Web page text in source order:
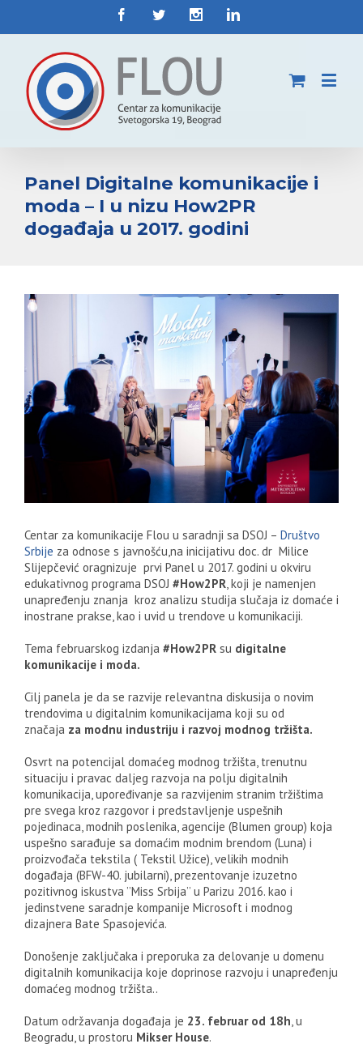
Panel Digitalne komunikacije i
moda – I u nizu How2PR
događaja u 2017. godini
Centar za komunikacije Flou u saradnji sa DSOJ – Društvo
Srbije za odnose s javnošću,na inicijativu doc. dr Milice
Slijepčević oragnizuje prvi Panel u 2017. godini u okviru
edukativnog programa DSOJ #How2PR, koji je namenjen
unapređenju znanja kroz analizu studija slučaja iz domaće i
inostrane prakse, kao i uvid u trendove u komunikaciji.
Tema februarskog izdanja #How2PR su digitalne
komunikacije i moda.
Cilj panela je da se razvije relevantna diskusija o novim
trendovima u digitalnim komunikacijama koji su od
značaja za modnu industriju i razvoj modnog tržišta.
Osvrt na potencijal domaćeg modnog tržišta, trenutnu
situaciju i pravac daljeg razvoja na polju digitalnih
komunikacija, upoređivanje sa razvijenim stranim tržištima
pre svega kroz razgovor i predstavljenje uspešnih
pojedinaca, modnih poslenika, agencije (Blumen group) koja
uspešno sarađuje sa domaćim modnim brendom (Luna) i
proizvođača tekstila ( Tekstil Užice), velikih modnih
događaja (BFW-40. jubilarni), prezentovanje izuzetno
pozitivnog iskustva ’’Miss Srbija’’ u Parizu 2016. kao i
jedinstvene saradnje kompanije Microsoft i modnog
dizajnera Bate Spasojevića.
Donošenje zaključaka i preporuka za delovanje u domenu
digitalnih komunikacija koje doprinose razvoju i unapređenju
domaćeg modnog tržišta..
Datum održavanja događaja je 23. februar od 18h, u
Beogradu, u prostoru Mikser House.